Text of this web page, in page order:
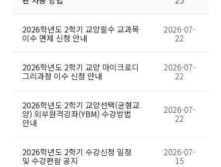
2026학년도 2학기 교양필수 교과목
이수 면제 신청 안내
2026-07-
22
2026학년도 2학기 교양 마이크로디
그리과정 이수 신청 안내
2026-07-
22
2026학년도 2학기 교양선택(균형교
양) 외부원격강좌(YBM) 수강방법
안내
2026-07-
22
2026학년도 2학기 수강신청 일정
및 수강편람 공지
2026-07-
15